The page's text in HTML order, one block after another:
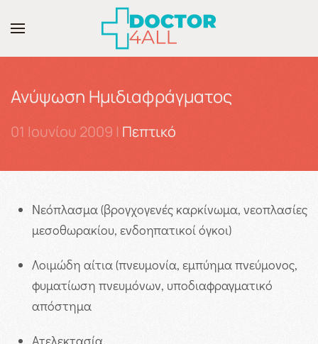
Skip to main content
Ανύψωση Hμιδιαφράγματος
01 Ιουνίου 2009 | Πεπτικό
Νεόπλασμα (βρογχογενές καρκίνωμα, νεοπλασίες
μεσοθωρακίου, ενδοηπατικοί όγκοι)
Λοιμώδη αίτια (πνευμονία, εμπύημα πνεύμονος,
φυματίωση πνευμόνων, υποδιαφραγματικό
απόστημα
Ατελεκτασία